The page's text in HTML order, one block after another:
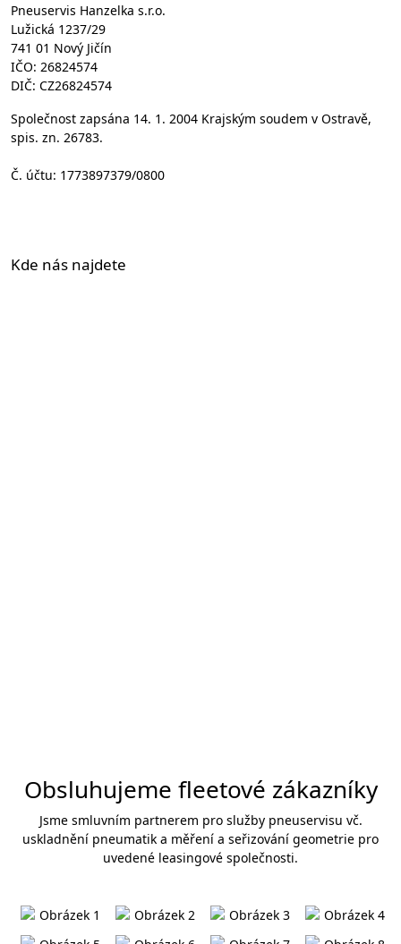
Pneuservis Hanzelka s.r.o.
Lužická 1237/29
741 01 Nový Jičín
IČO: 26824574
DIČ: CZ26824574
Společnost zapsána 14. 1. 2004 Krajským soudem v Ostravě,
spis. zn. 26783.
Č. účtu: 1773897379/0800
Kde nás najdete
Obsluhujeme fleetové zákazníky
Jsme smluvním partnerem pro služby pneuservisu vč.
uskladnění pneumatik a měření a seřizování geometrie pro
uvedené leasingové společnosti.